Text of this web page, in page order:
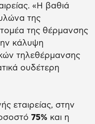
«Η βαθιά
της
της θέρμανσης
κάλυψη
τηλεθέρμανσης
ουδέτερη
εταιρείας, στην
75% και η